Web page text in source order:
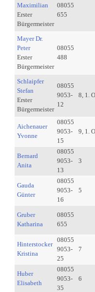
Maximilian
Erster
Bürgermeister
08055
655
Mayer Dr.
Peter
Erster
Bürgermeister
08055
488
Schlaipfer
Stefan
Erster
Bürgermeister
08055
9053-
12
8, 1.
Aichenauer
Yvonne
08055
9053-
15
9, 1.
Bernard
Anita
08055
9053-
13
3
Gauda
Günter
08055
9053-
16
5
Gruber
Katharina
08055
655
Hinterstocker
Kristina
08055
9053-
25
7
Huber
Elisabeth
08055
9053-
35
6